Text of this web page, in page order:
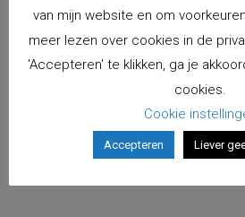
van mijn website en om
meer lezen over cookies in de
'Accepteren' te klikken, ga je
cookies.
Cookie
Accepteren Liever